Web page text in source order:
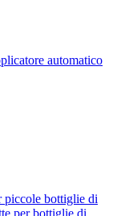
automatico
piccole bottiglie di